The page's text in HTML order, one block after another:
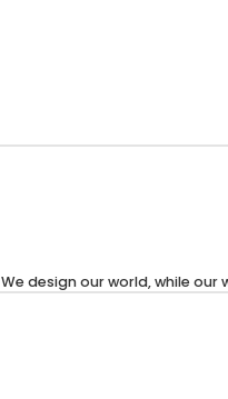
We design our world, while